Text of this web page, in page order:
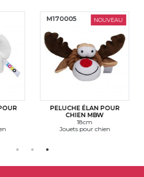
NOUVEAU
PELUCHE ÉLAN POUR
CHIEN MBW
18cm
Jouets pour chien
M170005